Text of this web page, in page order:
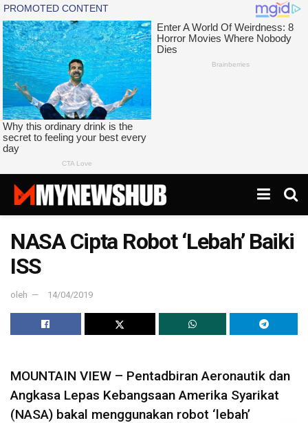
NASA Cipta Robot ‘Lebah’ Baiki
ISS
oleh 14/04/2019
MOUNTAIN VIEW – Pentadbiran Aeronautik dan
Angkasa Lepas Kebangsaan Amerika Syarikat
(NASA) bakal menggunakan robot ‘lebah’